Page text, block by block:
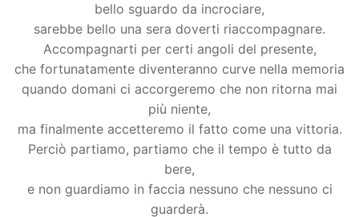
bello sguardo da incrociare,
sarebbe bello una sera doverti riaccompagnare.
Accompagnarti per certi angoli del presente,
che fortunatamente diventeranno curve nella memoria
quando domani ci accorgeremo che non ritorna mai
più niente,
ma finalmente accetteremo il fatto come una vittoria.
Perciò partiamo, partiamo che il tempo è tutto da
bere,
e non guardiamo in faccia nessuno che nessuno ci
guarderà.